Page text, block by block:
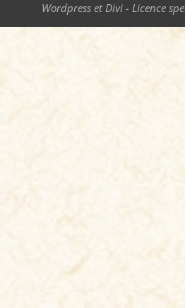
Wordpress et Divi - Licence